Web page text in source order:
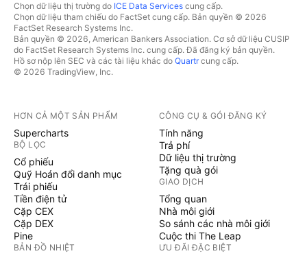
Chọn dữ liệu thị trường do ICE Data Services cung cấp.
Chọn dữ liệu tham chiếu do FactSet cung cấp. Bản quyền © 2026
FactSet Research Systems Inc.
Bản quyền © 2026, American Bankers Association. Cơ sở dữ liệu CUSIP
do FactSet Research Systems Inc. cung cấp. Đã đăng ký bản quyền.
Hồ sơ nộp lên SEC và các tài liệu khác do Quartrcung cấp.
© 2026 TradingView, Inc.
HƠN CẢ MỘT SẢN PHẨM
Supercharts
BỘ LỌC
Cổ phiếu
Quỹ Hoán đổi danh mục
Trái phiếu
Tiền điện tử
Cặp CEX
Cặp DEX
Pine
BẢN ĐỒ NHIỆT
CÔNG CỤ & GÓI ĐĂNG KÝ
Tính năng
Trả phí
Dữ liệu thị trường
Tặng quà gói
GIAO DỊCH
Tổng quan
Nhà môi giới
So sánh các nhà môi giới
Cuộc thi The Leap
ƯU ĐÃI ĐẶC BIỆT